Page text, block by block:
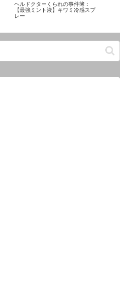
ヘルドクターくられの事件簿：
【最強ミント液】キワミ冷感スプ
レー